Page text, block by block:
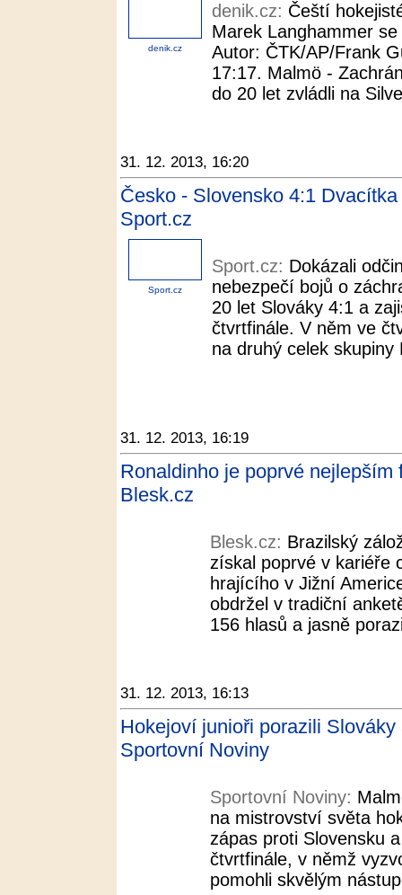
denik.cz
denik.cz: Čeští
Marek Langhammer
Autor: ČTK/AP/Frank
17:17. Malmö -
do 20 let zvládli na
31. 12. 2013, 16:20
Česko - Slovensko 4:1
Sport.cz
Sport.cz
Sport.cz: Dokázali
nebezpečí bojů o
20 let Slováky 4:1 a
čtvrtfinále. V něm ve
na druhý celek
31. 12. 2013, 16:19
Ronaldinho je poprvé
Blesk.cz
Blesk.cz: Brazilský
získal poprvé v kariéře
hrajícího v Jižní
obdržel v tradiční
156 hlasů a jasně
31. 12. 2013, 16:13
Hokejoví junioři porazili
Sportovní Noviny
Sportovní Noviny:
na mistrovství světa
zápas proti Slovensku
čtvrtfinále, v němž
pomohli skvělým